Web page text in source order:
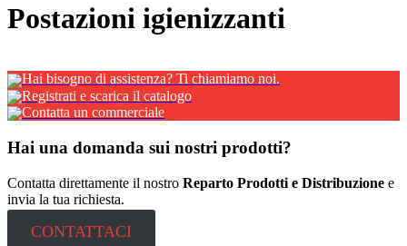
Postazioni igienizzanti
Hai bisogno di assistenza? Ti chiamiamo noi.
Registrati e scarica il catalogo
Contatta un commerciale
Hai una domanda sui nostri prodotti?
Contatta direttamente il nostro Reparto Prodotti e Distribuzione e
invia la tua richiesta.
CONTATTACI